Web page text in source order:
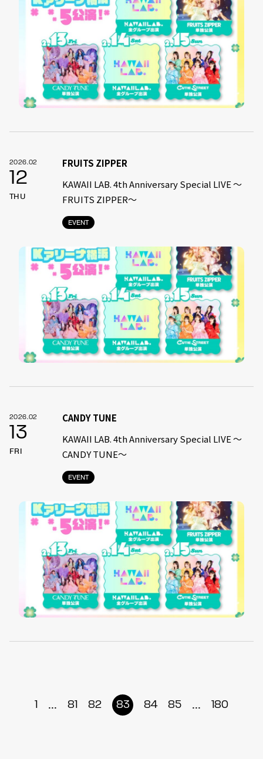
2026.02
12
THU
EVENT
FRUITS ZIPPER
KAWAII LAB. 4th Anniversary Special LIVE 〜
FRUITS ZIPPER〜
2026.02
13
FRI
EVENT
CANDY TUNE
KAWAII LAB. 4th Anniversary Special LIVE 〜
CANDY TUNE〜
1 ... 81 82 83 84 85 ... 180